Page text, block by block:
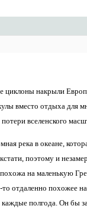
накрыли
вместо отдыха для
вселенского
река в океане,
поэтому и
на маленькую
отдаленно похожее на
полгода. Он бы